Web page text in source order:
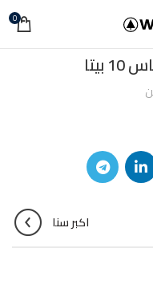
0
اكبر سنا